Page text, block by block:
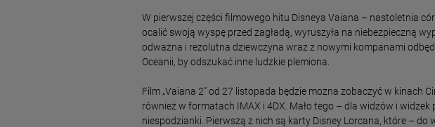
W pierwszej części filmowego hitu Disneya Vaiana – nastoletnia
ocalić swoją wyspę przed zagładą, wyruszyła na niebezpieczną
odważna i rezolutna dziewczyna wraz z nowymi kompanami
Oceanii, by odszukać inne ludzkie plemiona.
Film „Vaiana 2” od 27 listopada będzie można zobaczyć w kinach
również w formatach IMAX i 4DX. Mało tego – dla widzów i widzek
niespodzianki. Pierwszą z nich są karty Disney Lorcana, które – do